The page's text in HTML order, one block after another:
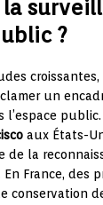
?
un
aux États-
de la
France, des
conservation